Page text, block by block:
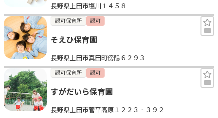
長野県上田市塩川１４５８
認可保育所 認可
そえひ保育園
長野県上田市真田町傍陽６２９３
認可保育所 認可
すがだいら保育園
長野県上田市菅平高原１２２３‐３９２